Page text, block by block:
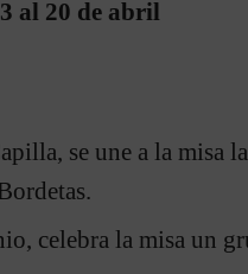
al 20 de abril
se une a la misa
celebra la misa un